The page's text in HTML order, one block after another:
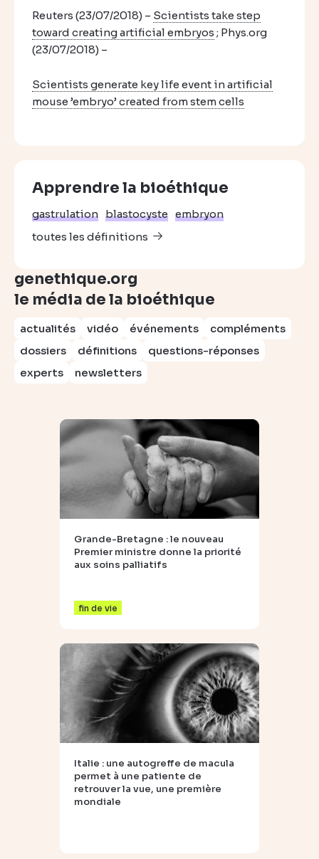
Reuters (23/07/2018) – Scientists take step
toward creating artificial embryos ; Phys.org
(23/07/2018) –
Scientists generate key life event in artificial
mouse ’embryo’ created from stem cells
Apprendre la bioéthique
gastrulation blastocyste embryon
toutes les définitions
genethique.org
le média de la bioéthique
actualités vidéo événements
compléments
dossiers
définitions
questions-réponses
experts
newsletters
Grande-Bretagne : le nouveau
Premier ministre donne la priorité
aux soins palliatifs
fin de vie
Italie : une autogreffe de macula
permet à une patiente de
retrouver la vue, une première
mondiale